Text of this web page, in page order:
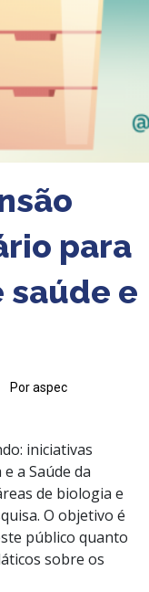
para
saúde e
Por aspec
iniciativas
a Saúde da
de biologia e
O objetivo é
público quanto
sobre os